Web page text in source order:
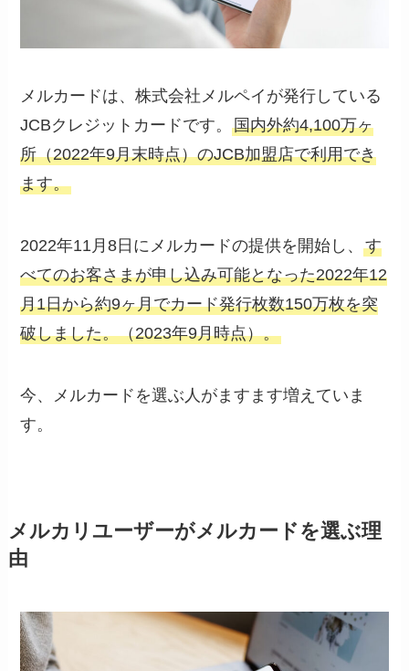
メルカードは、株式会社メルペイが発行している
JCBクレジットカードです。国内外約4,100万ヶ
所（2022年9月末時点）のJCB加盟店で利用でき
ます。
2022年11月8日にメルカードの提供を開始し、す
べてのお客さまが申し込み可能となった2022年12
月1日から約9ヶ月でカード発行枚数150万枚を突
破しました。（2023年9月時点）。
今、メルカードを選ぶ人がますます増えていま
す。
メルカリユーザーがメルカードを選ぶ理
由